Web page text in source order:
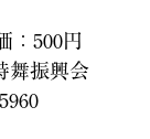
：500円
舞振興会